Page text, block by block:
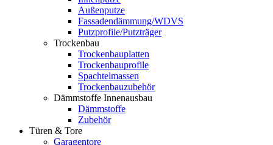
Außenputze
Fassadendämmung/WDVS
Putzprofile/Putzträger
Trockenbau
Trockenbauplatten
Trockenbauprofile
Spachtelmassen
Trockenbauzubehör
Dämmstoffe Innenausbau
Dämmstoffe
Zubehör
Türen & Tore
Garagentore